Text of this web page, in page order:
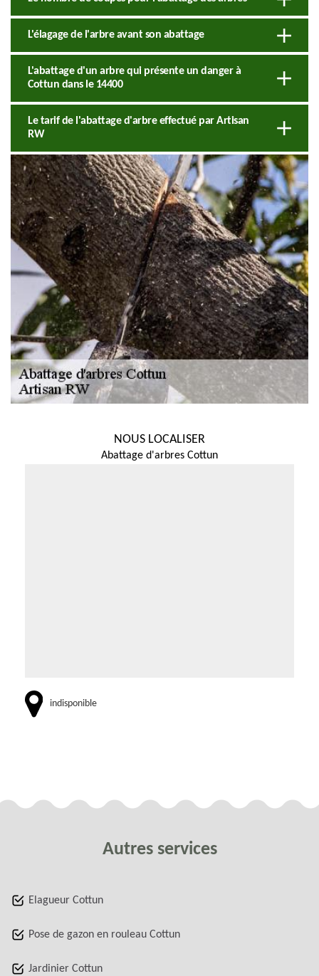
L'élagage de l'arbre avant son abattage
L'abattage d'un arbre qui présente un danger à
Cottun dans le 14400
Le tarif de l'abattage d'arbre effectué par Artisan
RW
NOUS LOCALISER
Abattage d'arbres Cottun
indisponible
Autres services
Elagueur Cottun
Pose de gazon en rouleau Cottun
Jardinier Cottun